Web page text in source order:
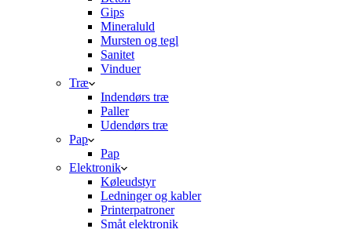
Gips
Mineraluld
Mursten og tegl
Sanitet
Vinduer
Træ
Indendørs træ
Paller
Udendørs træ
Pap
Pap
Elektronik
Køleudstyr
Ledninger og kabler
Printerpatroner
Småt elektronik